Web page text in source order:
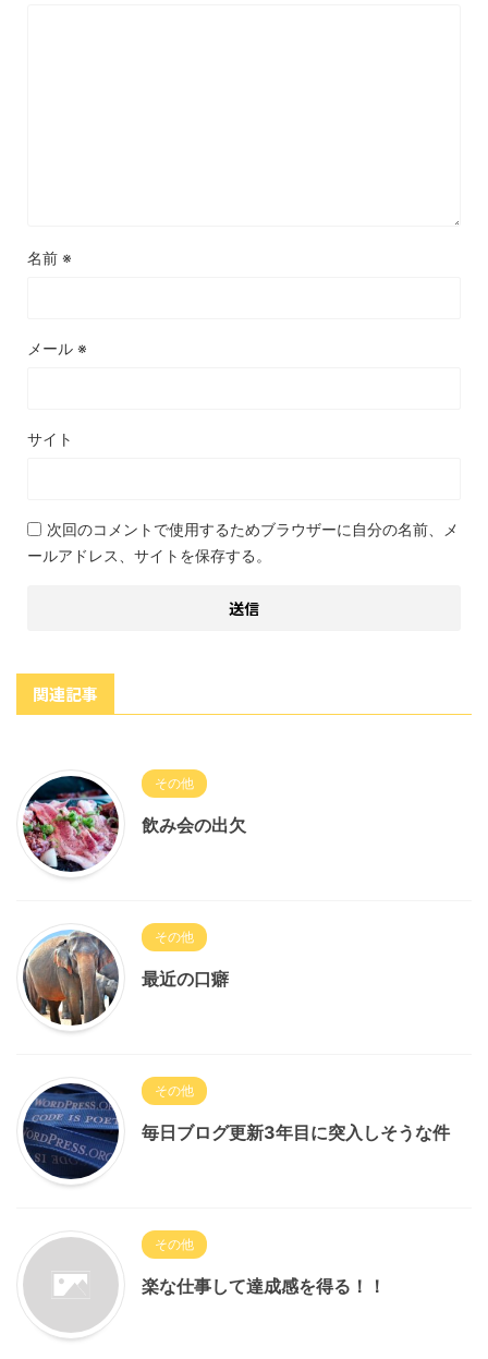
名前 ※
メール ※
サイト
次回のコメントで使用するためブラウザーに自分の名前、メ
ールアドレス、サイトを保存する。
関連記事
その他
飲み会の出欠
その他
最近の口癖
その他
毎日ブログ更新3年目に突入しそうな件
その他
楽な仕事して達成感を得る！！